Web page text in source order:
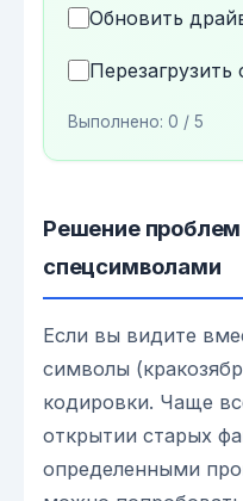
Обновить
Перезагрузить
Выполнено: 0 / 5
Решение проблем
спецсимволами
Если вы видите
символы
кодировки. Чаще
открытии старых
определенными